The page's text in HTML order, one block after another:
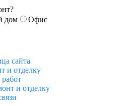
дом
Офис
сайта
и отделку
и отделку